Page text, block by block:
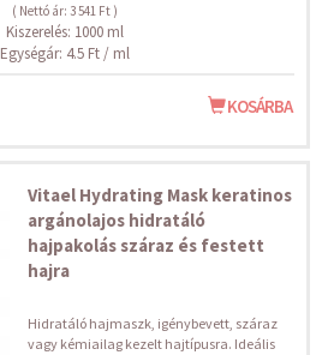
( Nettó ár: 3 541 Ft )
Kiszerelés: 1000 ml
Egységár: 4.5 Ft / ml
KOSÁRBA
Vitael Hydrating Mask keratinos
argánolajos hidratáló
hajpakolás száraz és festett
hajra
Hidratáló hajmaszk, igénybevett, száraz
vagy kémiailag kezelt hajtípusra. Ideális